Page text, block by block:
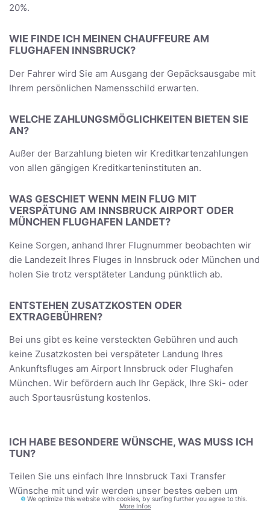
20%.
WIE FINDE ICH MEINEN CHAUFFEURE AM
FLUGHAFEN INNSBRUCK?
Der Fahrer wird Sie am Ausgang der Gepäcksausgabe mit
Ihrem persönlichen Namensschild erwarten.
WELCHE ZAHLUNGSMÖGLICHKEITEN BIETEN SIE
AN?
Außer der Barzahlung bieten wir Kreditkartenzahlungen
von allen gängigen Kreditkarteninstituten an.
WAS GESCHIET WENN MEIN FLUG MIT
VERSPÄTUNG AM INNSBRUCK AIRPORT ODER
MÜNCHEN FLUGHAFEN LANDET?
Keine Sorgen, anhand Ihrer Flugnummer beobachten wir
die Landezeit Ihres Fluges in Innsbruck oder München und
holen Sie trotz versptäteter Landung pünktlich ab.
ENTSTEHEN ZUSATZKOSTEN ODER
EXTRAGEBÜHREN?
Bei uns gibt es keine versteckten Gebühren und auch
keine Zusatzkosten bei verspäteter Landung Ihres
Ankunftsfluges am Airport Innsbruck oder Flughafen
München. Wir befördern auch Ihr Gepäck, Ihre Ski- oder
auch Sportausrüstung kostenlos.
ICH HABE BESONDERE WÜNSCHE, WAS MUSS ICH
TUN?
Teilen Sie uns einfach Ihre Innsbruck Taxi Transfer
Wünsche mit und wir werden unser bestes geben um
diese zu Verwirklichen - versprochen.
We optimize this website with cookies, by surfing further you agree to this.
More Infos